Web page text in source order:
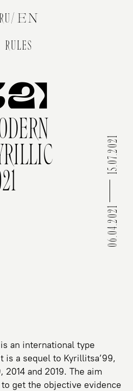
RU EN
RULES
06.04.2021
15.07.2021
an international type
is a sequel to Kyrillitsa’99,
and 2019. The aim
get the objective evidence